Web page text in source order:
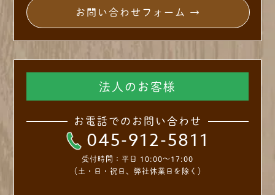
お問い合わせフォーム →
法人のお客様
お電話でのお問い合わせ
045-912-5811
受付時間： 平日 10:00～17:00
（土・日・祝日、弊社休業日を除く）